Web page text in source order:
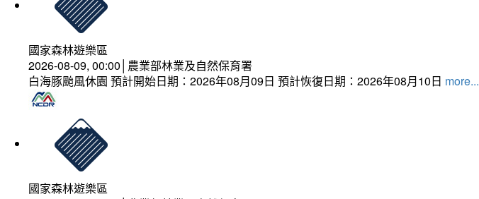
國家森林遊樂區
2026-08-09, 00:00│農業部林業及自然保育署
白海豚颱風休園 預計開始日期：2026年08月09日 預計恢復日期：2026年08月10日 more...
國家森林遊樂區